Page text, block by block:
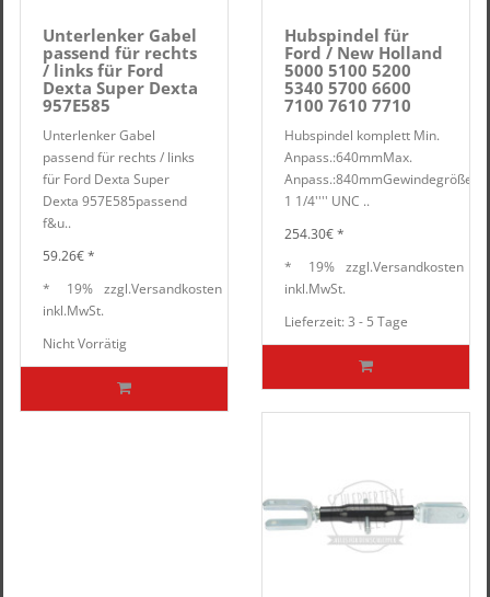
Unterlenker Gabel
passend für rechts
/ links für Ford
Dexta Super Dexta
957E585
Unterlenker Gabel
passend für rechts / links
für Ford Dexta Super
Dexta 957E585passend
f&u..
59.26€ *
*
inkl.
19%
MwSt.
zzgl.Versandkosten
Nicht Vorrätig
Hubspindel für
Ford / New Holland
5000 5100 5200
5340 5700 6600
7100 7610 7710
Hubspindel komplett Min.
Anpass.:640mmMax.
Anpass.:840mmGewindegröße:
1 1/4'''' UNC ..
254.30€ *
*
inkl.
19%
MwSt.
zzgl.Versandkosten
Lieferzeit: 3 - 5 Tage